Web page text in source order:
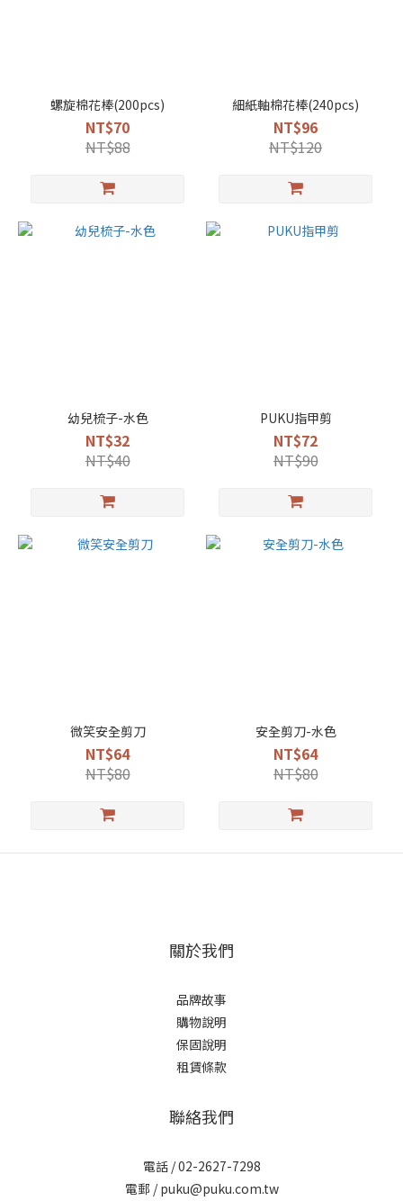
螺旋棉花棒(200pcs)
NT$70
NT$88
細紙軸棉花棒(240pcs)
NT$96
NT$120
幼兒梳子-水色
NT$32
NT$40
PUKU指甲剪
NT$72
NT$90
微笑安全剪刀
NT$64
NT$80
安全剪刀-水色
NT$64
NT$80
關於我們
品牌故事
購物說明
保固說明
租賃條款
聯絡我們
電話 / 02-2627-7298
電郵 / puku@puku.com.tw